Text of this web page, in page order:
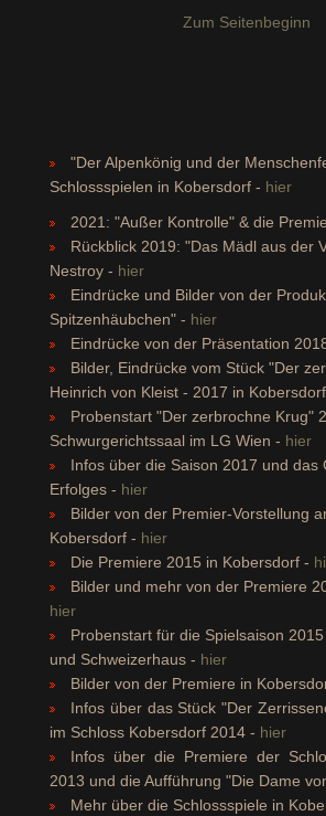
Zum Seitenbeginn
"Der Alpenkönig und der
Schlossspielen in Kobersdorf - hier
2021: "Außer Kontrolle" & die
Rückblick 2019: "Das Mädl aus der
Nestroy - hier
Eindrücke und Bilder von der
Spitzenhäubchen" - hier
Eindrücke von der Präsentation
Bilder, Eindrücke vom Stück "Der
Heinrich von Kleist - 2017 in
Probenstart "Der zerbrochne Krug"
Schwurgerichtssaal im LG Wien - hier
Infos über die Saison 2017 und das
Erfolges - hier
Bilder von der Premier-Vorstellung
Kobersdorf - hier
Die Premiere 2015 in Kobersdorf -
Bilder und mehr von der Premiere
hier
Probenstart für die Spielsaison
und Schweizerhaus - hier
Bilder von der Premiere in
Infos über das Stück "Der
im Schloss Kobersdorf 2014 - hier
Infos über die Premiere der
2013 und die Aufführung "Die Dame
Mehr über die Schlossspiele in